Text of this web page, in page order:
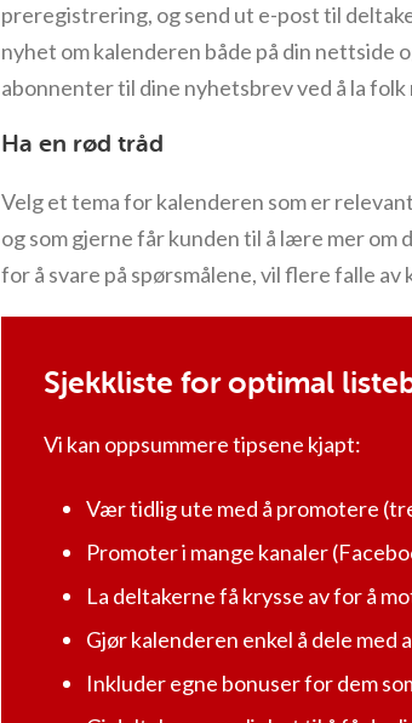
preregistrering, og send ut e-post til
nyhet om kalenderen både på din nettside
abonnenter til dine nyhetsbrev ved å la
Ha en rød tråd
Velg et tema for kalenderen som er
og som gjerne får kunden til å lære mer
for å svare på spørsmålene, vil flere falle av
Sjekkliste for optimal
Vi kan oppsummere tipsene kjapt:
Vær tidlig ute med å promotere
Promoter i mange kanaler
La deltakerne få krysse av for å
Gjør kalenderen enkel å dele
Inkluder egne bonuser for dem